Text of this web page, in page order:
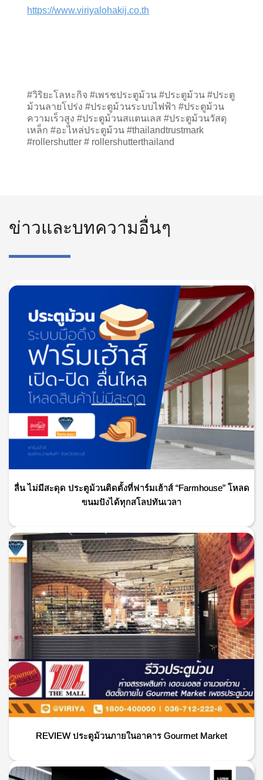
https://www.viriyalohakij.co.th
#วิริยะโลหะกิจ #เพรชประตูม้วน #ประตูม้วน #ประตู
ม้วนลายโปร่ง #ประตูม้วนระบบไฟฟ้า #ประตูม้วน
ความเร็วสูง #ประตูม้วนสแตนเลส #ประตูม้วนวัสดุ
เหล็ก #อะไหล่ประตูม้วน #thailandtrustmark
#rollershutter # rollershutterthailand
ข่าวและบทความอื่นๆ
ลื่น ไม่มีสะดุด ประตูม้วนติดตั้งที่ฟาร์มเฮ้าส์ “Farmhouse” โหลด
ขนมปังได้ทุกสโลปทันเวลา
REVIEW ประตูม้วนภายในอาคาร Gourmet Market